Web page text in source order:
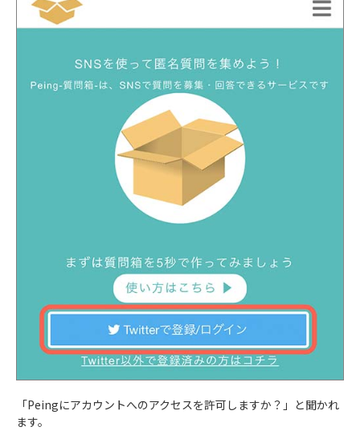
「Peingにアカウントへのアクセスを許可しますか？」と聞かれ
ます。